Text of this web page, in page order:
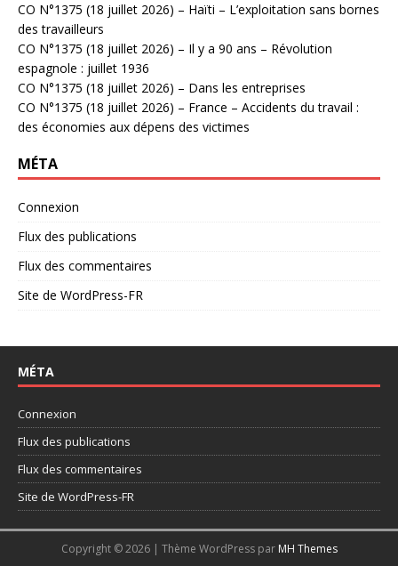
CO N°1375 (18 juillet 2026) – Haïti – L’exploitation sans bornes
des travailleurs
CO N°1375 (18 juillet 2026) – Il y a 90 ans – Révolution
espagnole : juillet 1936
CO N°1375 (18 juillet 2026) – Dans les entreprises
CO N°1375 (18 juillet 2026) – France – Accidents du travail :
des économies aux dépens des victimes
MÉTA
Connexion
Flux des publications
Flux des commentaires
Site de WordPress-FR
MÉTA
Connexion
Flux des publications
Flux des commentaires
Site de WordPress-FR
Copyright © 2026 | Thème WordPress par MH Themes